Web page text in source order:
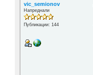
vic_semionov
Напреднали
Публикации: 144